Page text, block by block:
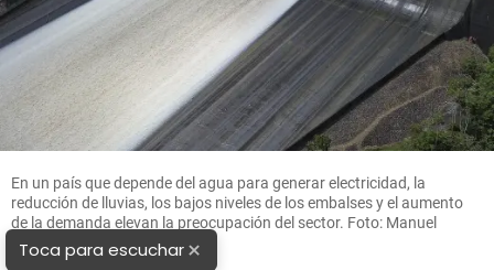
En un país que depende del agua para generar electricidad, la
reducción de lluvias, los bajos niveles de los embalses y el aumento
de la demanda elevan la preocupación del sector. Foto: Manuel
Saldarriaga
Toca para escuchar×